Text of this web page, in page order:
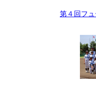
第４回フ